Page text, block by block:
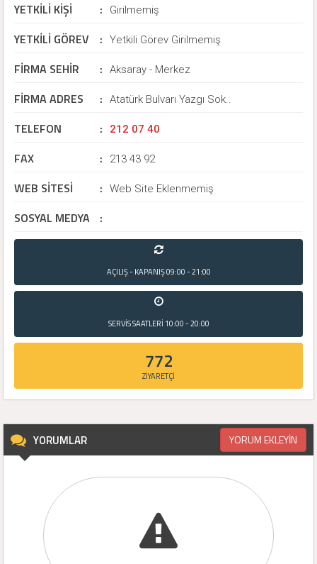
YETKİLİ KİŞİ : Girilmemiş
YETKİLİ GÖREV : Yetkili Görev Girilmemiş
FİRMA SEHİR : Aksaray - Merkez
FİRMA ADRES : Atatürk Bulvarı Yazgı Sok..
TELEFON : 212 07 40
FAX : 213 43 92
WEB SİTESİ : Web Site Eklenmemiş
SOSYAL MEDYA :
AÇILIŞ - KAPANIŞ09:00 - 21:00
SERVİS SAATLERİ 10:00 - 20:00
772
ZİYARETÇİ
YORUMLAR YORUM EKLEYİN